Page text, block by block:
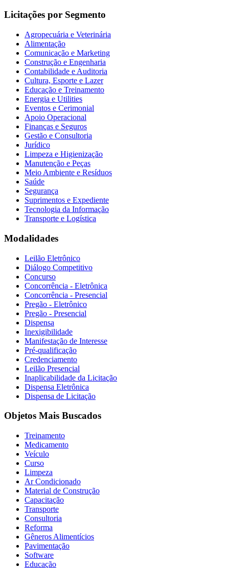
Licitações por Segmento
Agropecuária e Veterinária
Alimentação
Comunicação e Marketing
Construção e Engenharia
Contabilidade e Auditoria
Cultura, Esporte e Lazer
Educação e Treinamento
Energia e Utilities
Eventos e Cerimonial
Apoio Operacional
Finanças e Seguros
Gestão e Consultoria
Jurídico
Limpeza e Higienização
Manutenção e Peças
Meio Ambiente e Resíduos
Saúde
Segurança
Suprimentos e Expediente
Tecnologia da Informação
Transporte e Logística
Modalidades
Leilão Eletrônico
Diálogo Competitivo
Concurso
Concorrência - Eletrônica
Concorrência - Presencial
Pregão - Eletrônico
Pregão - Presencial
Dispensa
Inexigibilidade
Manifestação de Interesse
Pré-qualificação
Credenciamento
Leilão Presencial
Inaplicabilidade da Licitação
Dispensa Eletrônica
Dispensa de Licitação
Objetos Mais Buscados
Treinamento
Medicamento
Veículo
Curso
Limpeza
Ar Condicionado
Material de Construção
Capacitação
Transporte
Consultoria
Reforma
Gêneros Alimentícios
Pavimentação
Software
Educação